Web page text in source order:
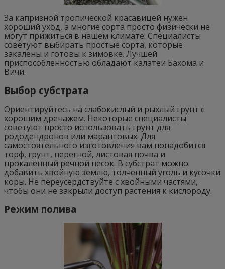
За капризной тропической красавицей нужен
хороший уход, а многие сорта просто физически не
могут прижиться в нашем климате. Специалисты
советуют выбирать простые сорта, которые
закалены и готовы к зимовке. Лучшей
приспособленностью обладают калатеи Бахома и
Вичи.
Выбор субстрата
Ориентируйтесь на слабокислый и рыхлый грунт с
хорошим дренажем. Некоторые специалисты
советуют просто использовать грунт для
рододендронов или марантовых. Для
самостоятельного изготовления вам понадобится
торф, грунт, перегной, листовая почва и
прокаленный речной песок. В субстрат можно
добавить хвойную землю, толченный уголь и кусочки
коры. Не переусердствуйте с хвойными частями,
чтобы они не закрыли доступ растения к кислороду.
Режим полива